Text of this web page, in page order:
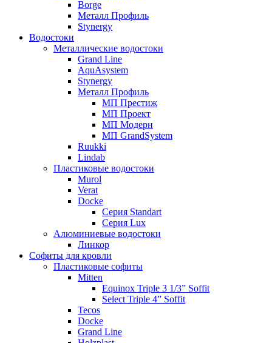
Borge
Металл Профиль
Stynergy
Водостоки
Металлические водостоки
Grand Line
AquAsystem
Stynergy
Металл Профиль
МП Престиж
МП Проект
МП Модерн
МП GrandSystem
Ruukki
Lindab
Пластиковые водостоки
Murol
Verat
Docke
Серия Standart
Серия Lux
Алюминиевые водостоки
Линкор
Софиты для кровли
Пластиковые софиты
Mitten
Equinox Triple 3 1/3” Soffit
Select Triple 4” Soffit
Tecos
Docke
Grand Line